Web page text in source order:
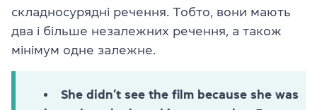
складносурядні речення. Тобто, вони мають
два і більше незалежних речення, а також
мінімум одне залежне.
She didn’t see the film because she was